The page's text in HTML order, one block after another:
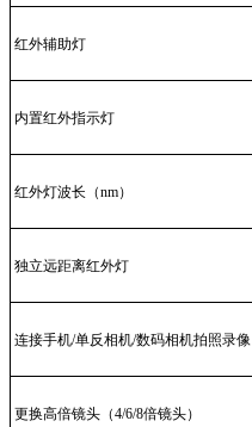
红外辅助灯
内置红外指示灯
红外灯波长（nm）
独立远距离红外灯
连接手机/单反相机/数码相机拍照录像
更换高倍镜头（4/6/8倍镜头）